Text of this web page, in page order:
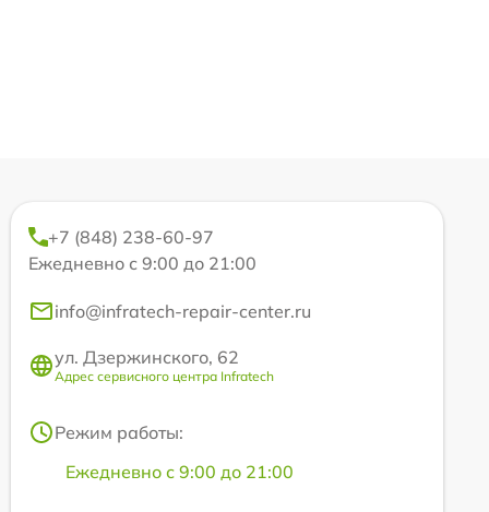
+7 (848) 238-60-97
Ежедневно с 9:00 до 21:00
info@infratech-repair-center.ru
ул. Дзержинского, 62
Адрес сервисного центра Infratech
Режим работы:
Ежедневно с 9:00 до 21:00